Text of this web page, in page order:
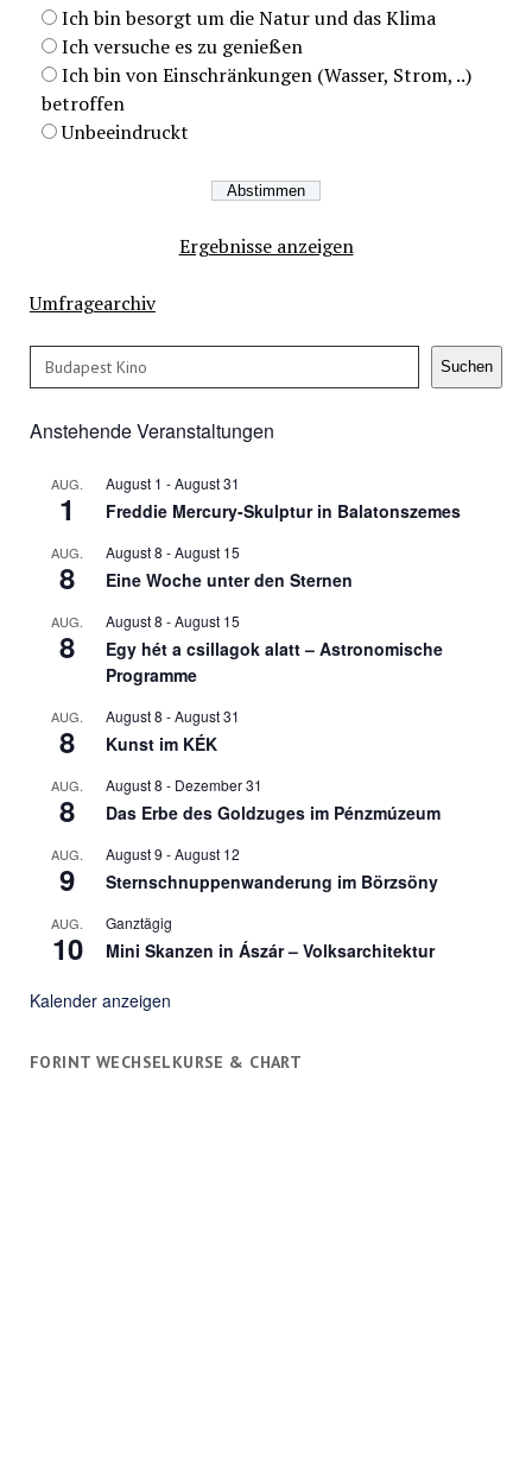
Ich bin besorgt um die Natur und das Klima
Ich versuche es zu genießen
Ich bin von Einschränkungen (Wasser, Strom, ..)
betroffen
Unbeeindruckt
Ergebnisse anzeigen
Umfragearchiv
Suchen Suchen
Anstehende Veranstaltungen
AUG.
1
August 1 -August 31
Freddie Mercury-Skulptur in Balatonszemes
AUG.
8
August 8 -August 15
Eine Woche unter den Sternen
AUG.
8
August 8 -August 15
Egy hét a csillagok alatt – Astronomische
Programme
AUG.
8
August 8 -August 31
Kunst im KÉK
AUG.
8
August 8 - Dezember 31
Das Erbe des Goldzuges im Pénzmúzeum
AUG.
9
August 9 -August 12
Sternschnuppenwanderung im Börzsöny
AUG.
10
Ganztägig
Mini Skanzen in Ászár – Volksarchitektur
Kalender anzeigen
FORINT WECHSELKURSE & CHART